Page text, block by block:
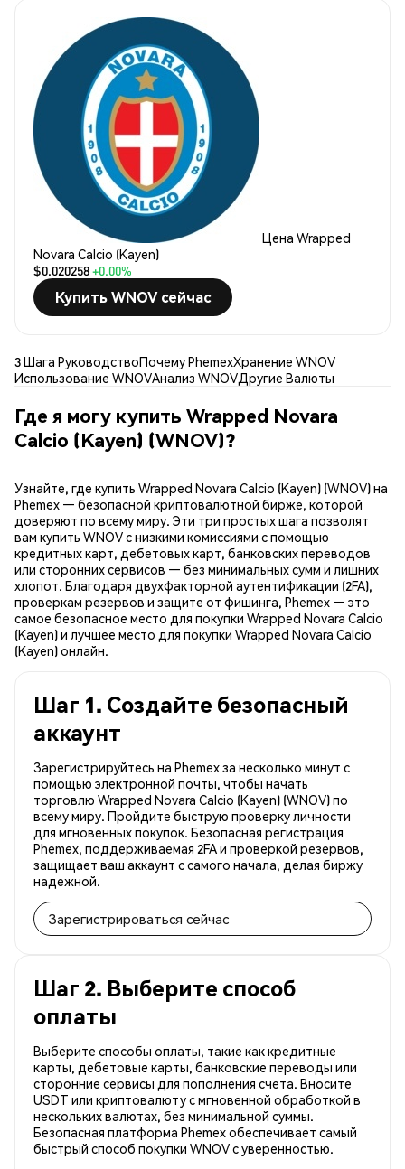
Цена Wrapped
Novara Calcio (Kayen)
$0.020258+0.00%
Купить WNOV сейчас
3 Шага РуководствоПочему PhemexХранение WNOV
Использование WNOVАнализ WNOVДругие Валюты
Где я могу купить Wrapped Novara
Calcio (Kayen) (WNOV)?
Узнайте, где купить Wrapped Novara Calcio (Kayen) (WNOV) на
Phemex — безопасной криптовалютной бирже, которой
доверяют по всему миру. Эти три простых шага позволят
вам купить WNOV с низкими комиссиями с помощью
кредитных карт, дебетовых карт, банковских переводов
или сторонних сервисов — без минимальных сумм и лишних
хлопот. Благодаря двухфакторной аутентификации (2FA),
проверкам резервов и защите от фишинга, Phemex — это
самое безопасное место для покупки Wrapped Novara Calcio
(Kayen) и лучшее место для покупки Wrapped Novara Calcio
(Kayen) онлайн.
Шаг 1. Создайте безопасный
аккаунт
Зарегистрируйтесь на Phemex за несколько минут с
помощью электронной почты, чтобы начать
торговлю Wrapped Novara Calcio (Kayen) (WNOV) по
всему миру. Пройдите быструю проверку личности
для мгновенных покупок. Безопасная регистрация
Phemex, поддерживаемая 2FA и проверкой резервов,
защищает ваш аккаунт с самого начала, делая биржу
надежной.
Зарегистрироваться сейчас
Шаг 2. Выберите способ
оплаты
Выберите способы оплаты, такие как кредитные
карты, дебетовые карты, банковские переводы или
сторонние сервисы для пополнения счета. Вносите
USDT или криптовалюту с мгновенной обработкой в
нескольких валютах, без минимальной суммы.
Безопасная платформа Phemex обеспечивает самый
быстрый способ покупки WNOV с уверенностью.